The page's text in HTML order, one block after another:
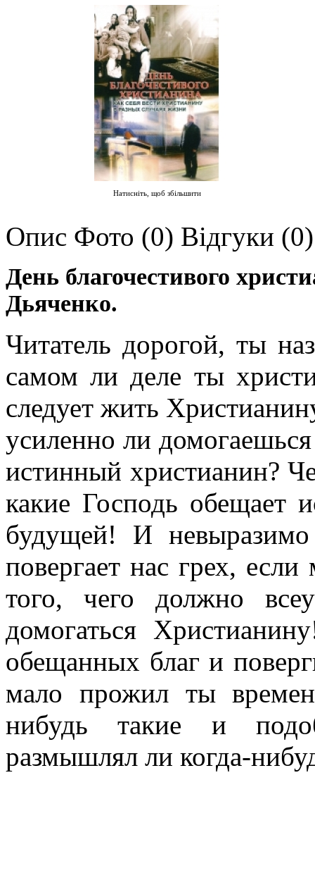
Натисніть, щоб збільшити
Опис Фото (0) Відгуки (0)
День благочестивого
Дьяченко.
Читатель дорогой, ты
самом ли деле ты
следует жить
усиленно ли
истинный христианин?
какие Господь обещает
будущей! И невыразимо
повергает нас грех,
того, чего должно
домогаться
обещанных благ и
мало прожил ты
нибудь такие и
размышлял ли когда-